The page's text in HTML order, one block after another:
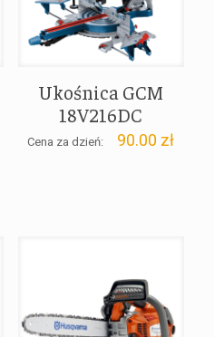
Ukośnica GCM
18V216DC
Cena za dzień: 90.00 zł